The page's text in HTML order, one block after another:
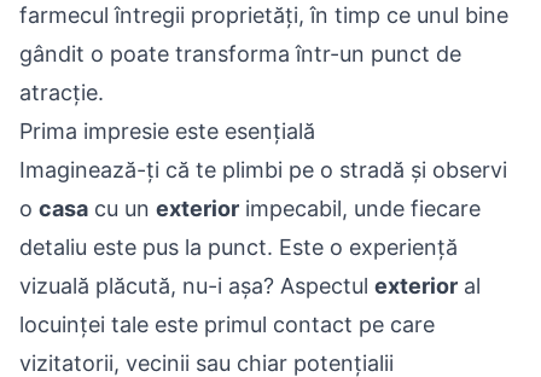
farmecul întregii proprietăți, în timp ce unul bine
gândit o poate transforma într-un punct de
atracție.
Prima impresie este esențială
Imaginează-ți că te plimbi pe o stradă și observi
o casa cu un exterior impecabil, unde fiecare
detaliu este pus la punct. Este o experiență
vizuală plăcută, nu-i așa? Aspectul exterior al
locuinței tale este primul contact pe care
vizitatorii, vecinii sau chiar potențialii